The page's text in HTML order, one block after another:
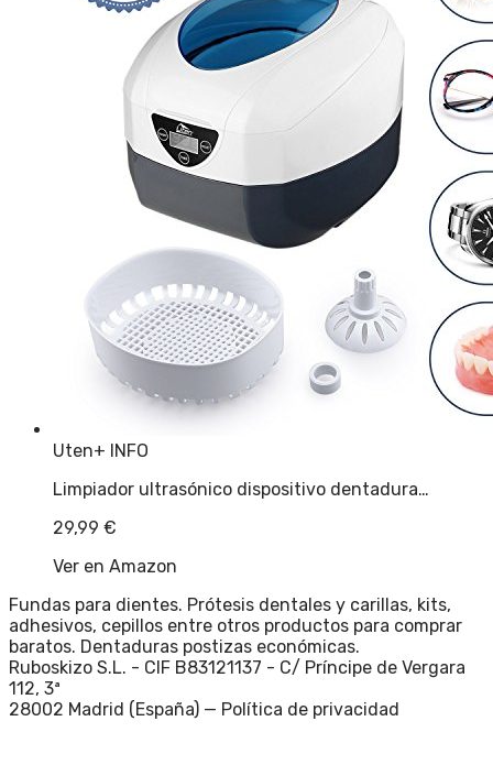
Uten+ INFO
Limpiador ultrasónico dispositivo dentadura…
29,99 €
Ver en Amazon
Fundas para dientes. Prótesis dentales y carillas, kits,
adhesivos, cepillos entre otros productos para comprar
baratos. Dentaduras postizas económicas.
Ruboskizo S.L. - CIF B83121137 - C/ Príncipe de Vergara
112, 3ª
28002 Madrid (España) — Política de privacidad